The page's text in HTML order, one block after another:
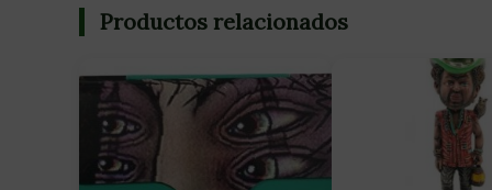
Productos relacionados